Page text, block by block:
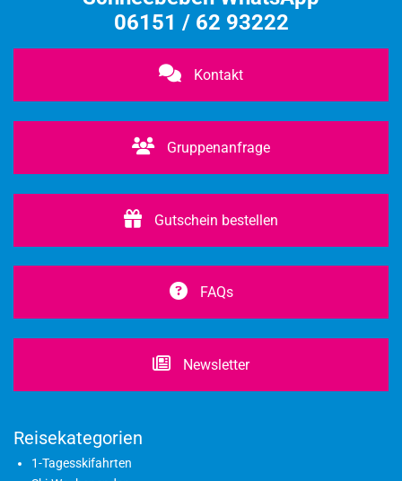
06151 / 62 93222
Kontakt
Gruppenanfrage
Gutschein bestellen
FAQs
Newsletter
Reisekategorien
1-Tagesskifahrten